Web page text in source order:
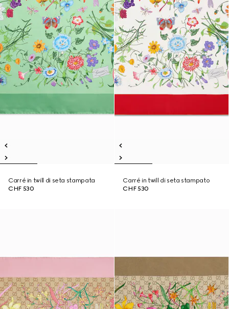
Carré in twill di seta stampata
CHF 530
Carré in twill di seta stampato
CHF 530